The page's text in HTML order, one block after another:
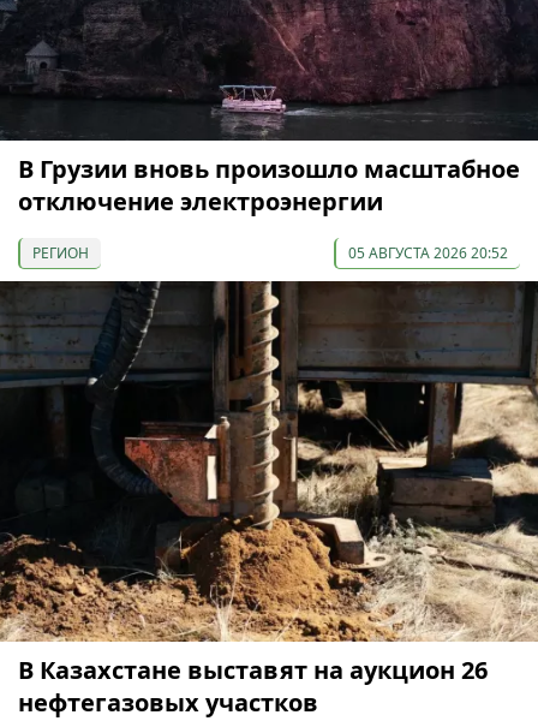
В Грузии вновь произошло масштабное
отключение электроэнергии
РЕГИОН 05 АВГУСТА 2026 20:52
В Казахстане выставят на аукцион 26
нефтегазовых участков